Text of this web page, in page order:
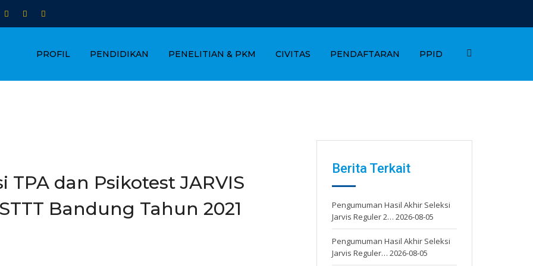
PROFIL PENDIDIKAN PENELITIAN & PKM CIVITAS PENDAFTARAN PPID
dan Psikotest JARVIS
Bandung Tahun 2021
Berita Terkait
Pengumuman Hasil Akhir Seleksi
Jarvis Reguler 2… 2026-08-05
Pengumuman Hasil Akhir Seleksi
Jarvis Reguler… 2026-08-05